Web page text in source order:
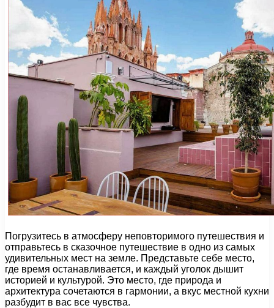
Погрузитесь в атмосферу неповторимого путешествия и
отправьтесь в сказочное путешествие в одно из самых
удивительных мест на земле. Представьте себе место,
где время останавливается, и каждый уголок дышит
историей и культурой. Это место, где природа и
архитектура сочетаются в гармонии, а вкус местной кухни
разбудит в вас все чувства.